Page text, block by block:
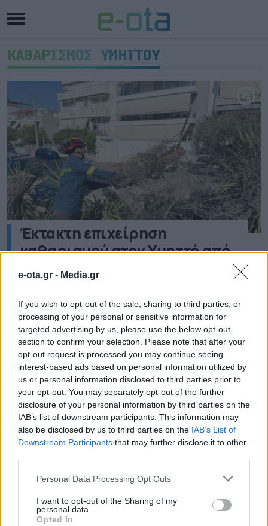
e-ota.gr - Media.gr
If you wish to opt-out of the sale, sharing to third parties, or
processing of your personal or sensitive information for
targeted advertising by us, please use the below opt-out
section to confirm your selection. Please note that after your
opt-out request is processed you may continue seeing
interest-based ads based on personal information utilized by
us or personal information disclosed to third parties prior to
your opt-out. You may separately opt-out of the further
disclosure of your personal information by third parties on the
IAB’s list of downstream participants. This information may
also be disclosed by us to third parties on the IAB’s List of
Downstream Participants that may further disclose it to other
Personal Data Processing Opt Outs
I want to opt-out of the Sharing of my
personal data.
Opted In
ΚΑΘΑΡΙΣΜΟΣ ΥΜΗΤΤΟΥ
Έκτακτη επιχείρηση
καθαρισμού στον Υμηττό από
τον Δήμο Ελληνικού –
Αργυρούπολης
Σε έκτακτη επιχείρηση καθαρισμού και
απομάκρυνσης ξερών πεσμένων δέντρων στο
περιαστικό μέτωπο του Υμηττού προχώρησε ο
Δήμος Ελληνικού – Αργυρούπολης, με στόχο την
ενίσχυση της αντιπυρικής προστασίας και τη
θωράκιση της περιοχής. Η δράση υλοποιήθηκε με
ίδιες δυνάμεις του Δήμου και με τη συντονισμένη
συμμετοχή του Τμήματος Πολιτικής Προστασίας,
της Υπηρεσίας Πρασίνου, της Υπηρεσίας
Καθαριότητας […]
06.07.2026 - 15.09